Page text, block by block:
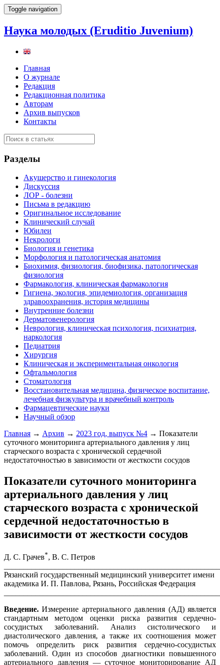
Toggle navigation
Наука молодых (Eruditio Juvenium)
Главная
О журнале
Редакция
Редакционная политика
Авторам
Архив выпусков
Контакты
Разделы
Акушерство и гинекология
Дискуссия
ЛОР - болезни
Письма в редакцию
Оригинальное исследование
Клинический случай
Юбилеи
Некрологи
Биология и генетика
Морфология и патологическая анатомия
Биохимия, физиология, биофизика, патологическая
физиология
Фармакология, клиническая фармакология
Гигиена, экология, эпидемиология, организация
здравоохранения, история медицины
Внутренние болезни
Дерматовенерология
Неврология, клиническая психология, психиатрия,
наркология
Педиатрия
Хирургия
Клиническая и экспериментальная онкология
Офтальмология
Стоматология
Восстановительная медицина, физическое воспитание,
лечебная физкультура и врачебный контроль
Фармацевтические науки
Научный обзор
Главная → Архив → 2023 год, выпуск №4 → Показатели
суточного мониторинга артериального давления у лиц
старческого возраста c хронической сердечной
недостаточностью в зависимости от жесткости сосудов
Показатели суточного мониторинга
артериального давления у лиц
старческого возраста c хронической
сердечной недостаточностью в
зависимости от жесткости сосудов
Д. С. Грачев*, В. С. Петров
Рязанский государственный медицинский университет имени
академика И. П. Павлова, Рязань, Российская Федерация
Введение. Измерение артериального давления (АД) является
стандартным методом оценки риска развития сердечно-
сосудистых заболеваний. Анализ систолического и
диастолического давления, а также их соотношения может
помочь определить риск развития сердечно-сосудистых
заболеваний. Один из способов диагностики повышенного
артериального давления — суточное мониторирование АД